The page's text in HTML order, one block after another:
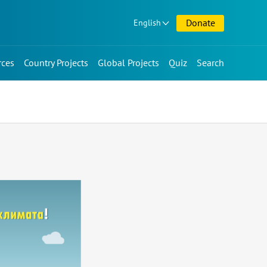
English Donate
Country Projects Global Projects Quiz Search